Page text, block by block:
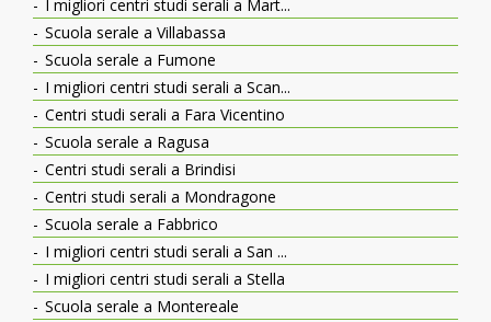
I migliori centri studi serali a Mart...
Scuola serale a Villabassa
Scuola serale a Fumone
I migliori centri studi serali a Scan...
Centri studi serali a Fara Vicentino
Scuola serale a Ragusa
Centri studi serali a Brindisi
Centri studi serali a Mondragone
Scuola serale a Fabbrico
I migliori centri studi serali a San ...
I migliori centri studi serali a Stella
Scuola serale a Montereale